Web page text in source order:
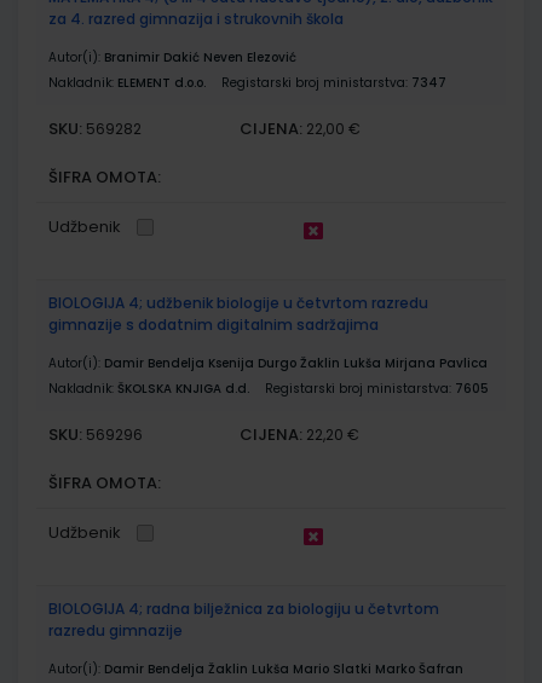
za 4. razred gimnazija i strukovnih škola
Autor(i): Branimir Dakić Neven Elezović
Nakladnik: ELEMENT d.o.o. Registarski broj ministarstva: 7347
SKU: 569282 CIJENA: 22,00 €
ŠIFRA OMOTA:
Udžbenik
BIOLOGIJA 4; udžbenik biologije u četvrtom razredu
gimnazije s dodatnim digitalnim sadržajima
Autor(i): Damir Bendelja Ksenija Durgo Žaklin Lukša Mirjana Pavlica
Nakladnik: ŠKOLSKA KNJIGA d.d. Registarski broj ministarstva: 7605
SKU: 569296 CIJENA: 22,20 €
ŠIFRA OMOTA:
Udžbenik
BIOLOGIJA 4; radna bilježnica za biologiju u četvrtom
razredu gimnazije
Autor(i): Damir Bendelja Žaklin Lukša Mario Slatki Marko Šafran